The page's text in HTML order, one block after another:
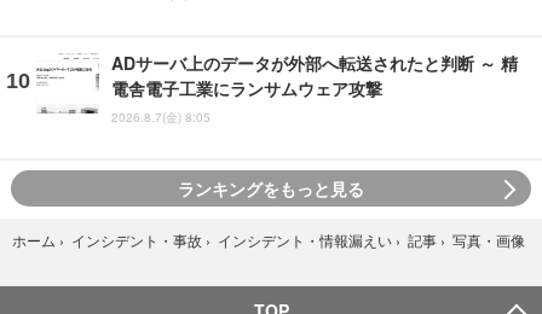
ADサーバ上のデータが外部へ転送されたと判断 ～ 精
電舎電子工業にランサムウェア攻撃
2026.8.7(金) 8:05
ランキングをもっと見る
ホーム › インシデント・事故 › インシデント・情報漏えい › 記事 › 写真・画像